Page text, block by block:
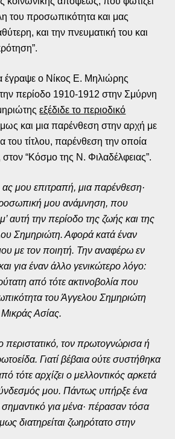
του προσωπικότητα και μας
και την πνευματική του και
έγραψε ο Νίκος Ε. Μηλιώρης
περίοδο 1910-1912 στην Σμύρνη
εξέδιδε το περιοδικό
και μια παρένθεση στην αρχή με
του τίτλου, παρένθεση την οποία
“Κόσμο της Ν. Φιλαδέλφειας”.
μου επιτραπή, μια παρένθεση·
μου ανάμνηση, που
αυτή την περίοδο της ζωής και της
Σημηριώτη. Αφορά κατά έναν
με τον ποιητή. Την αναφέρω εν
για έναν άλλο γενικώτερο λόγο:
από τότε ακτινοβολία που
του Άγγελου Σημηριώτη
Ασίας.
περιστατικό, τον πρωτογνώρισα ή
Γιατί βέβαια ούτε συστήθηκα
τότε αρχίζει ο μελλοντικός αρκετά
μου. Πάντως υπήρξε ένα
σημαντικό για μένα· πέρασαν τόσα
διατηρείται ζωηρότατο στην